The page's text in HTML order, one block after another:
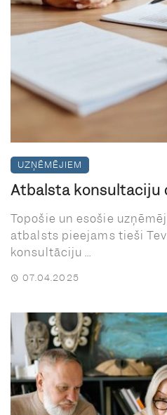
UZŅĒMĒJIEM
Atbalsta konsultāciju
Topošie un esošie
atbalsts pieejams tieši
konsultāciju ...
07.04.2025